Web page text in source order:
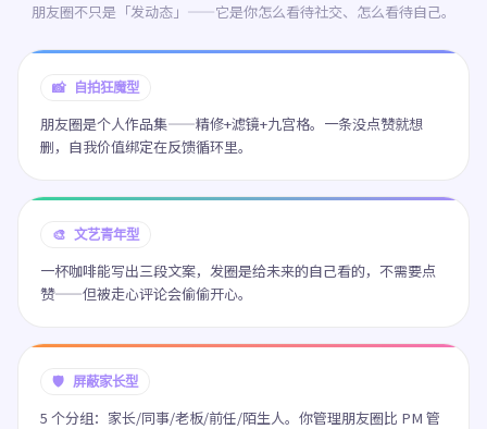
朋友圈不只是「发动态」——它是你怎么看待社交、怎么看待自己。
📸 自拍狂魔型
朋友圈是个人作品集——精修+滤镜+九宫格。一条没点赞就想
删，自我价值绑定在反馈循环里。
🎨 文艺青年型
一杯咖啡能写出三段文案，发圈是给未来的自己看的，不需要点
赞——但被走心评论会偷偷开心。
🛡️ 屏蔽家长型
5 个分组：家长/同事/老板/前任/陌生人。你管理朋友圈比 PM 管